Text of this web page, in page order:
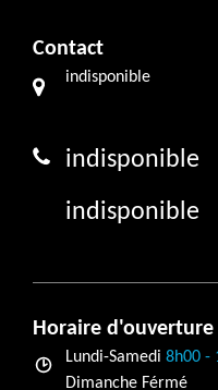
Contact
indisponible
indisponible
indisponible
Horaire d'ouverture
Lundi-Samedi 8h00 -
Dimanche Férmé